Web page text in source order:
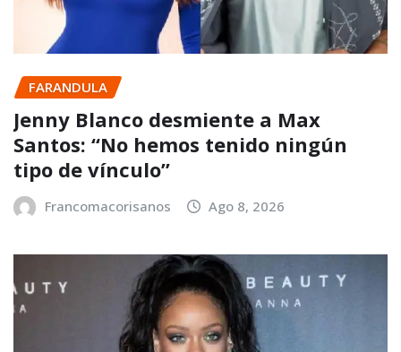
FARANDULA
Jenny Blanco desmiente a Max
Santos: “No hemos tenido ningún
tipo de vínculo”
Francomacorisanos Ago 8, 2026